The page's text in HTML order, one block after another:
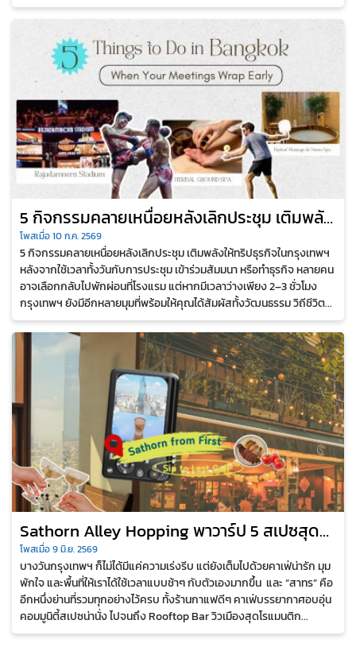
5 กิจกรรมคลายเหนื่อยหลังเลิกประชุม เติมพลัง
ให้ทริปธุรกิจในกรุงเทพฯ
โพสเมื่อ 10 ก.ค. 2569
5 กิจกรรมคลายเหนื่อยหลังเลิกประชุม เติมพลังให้ทริปธุรกิจในกรุงเทพฯ
หลังจากใช้เวลาทั้งวันกับการประชุม เข้าร่วมสัมมนา หรือทำธุรกิจ หลายคน
อาจเลือกกลับไปพักผ่อนที่โรงแรม แต่หากมีเวลาว่างเพียง 2–3 ชั่วโมง
กรุงเทพฯ ยังมีอีกหลายมุมที่พร้อมให้คุณได้สัมผัสทั้งวัฒนธรรม วิถีชีวิต...
Sathorn Alley Hopping พาวาร์ป 5 สเปซสุด
ชิคในสาทร
โพสเมื่อ 9 มิ.ย. 2569
บางวันกรุงเทพฯ ก็ไม่ได้มีแค่ความเร่งรีบ แต่ยังเต็มไปด้วยคาเฟ่น่ารัก มุม
พักใจ และพื้นที่ให้เราได้ใช้เวลาแบบช้าๆ กับตัวเองมากขึ้น และ “สาทร” คือ
อีกหนึ่งย่านที่รวมทุกอย่างไว้ครบ ทั้งร้านกาแฟดีๆ คาเฟ่บรรยากาศอบอุ่น
คอมมูนิตี้สเปซน่านั่ง ไปจนถึง Rooftop Bar วิวเมืองสุดโรแมนติก...